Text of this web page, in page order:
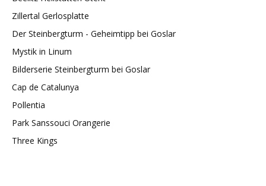
Zillertal Gerlosplatte
Der Steinbergturm - Geheimtipp bei Goslar
Mystik in Linum
Bilderserie Steinbergturm bei Goslar
Cap de Catalunya
Pollentia
Park Sanssouci Orangerie
Three Kings